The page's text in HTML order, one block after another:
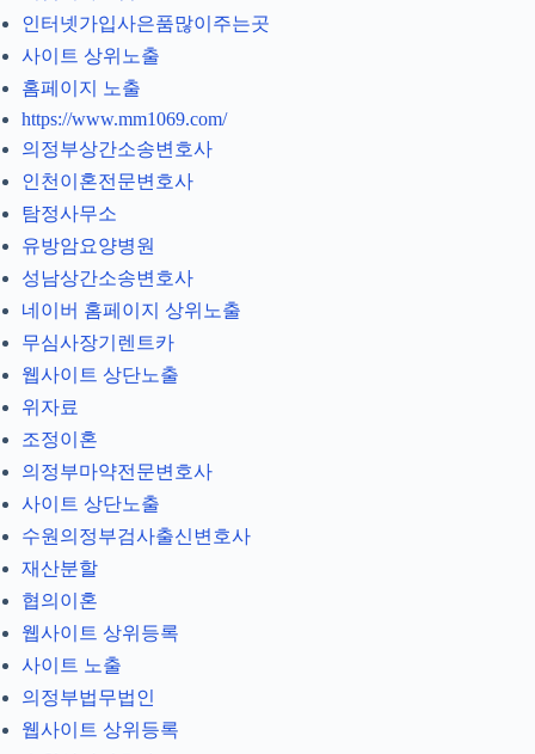
인터넷가입사은품많이주는곳
사이트 상위노출
홈페이지 노출
https://www.mm1069.com/
의정부상간소송변호사
인천이혼전문변호사
탐정사무소
유방암요양병원
성남상간소송변호사
네이버 홈페이지 상위노출
무심사장기렌트카
웹사이트 상단노출
위자료
조정이혼
의정부마약전문변호사
사이트 상단노출
수원의정부검사출신변호사
재산분할
협의이혼
웹사이트 상위등록
사이트 노출
의정부법무법인
웹사이트 상위등록